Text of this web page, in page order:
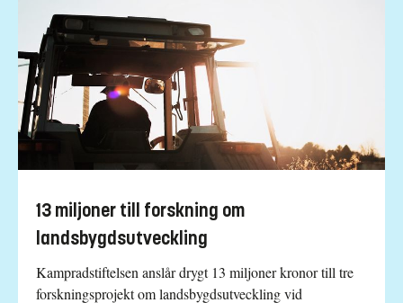
13 miljoner till forskning om
landsbygdsutveckling
Kampradstiftelsen anslår drygt 13 miljoner kronor till tre
forskningsprojekt om landsbygdsutveckling vid